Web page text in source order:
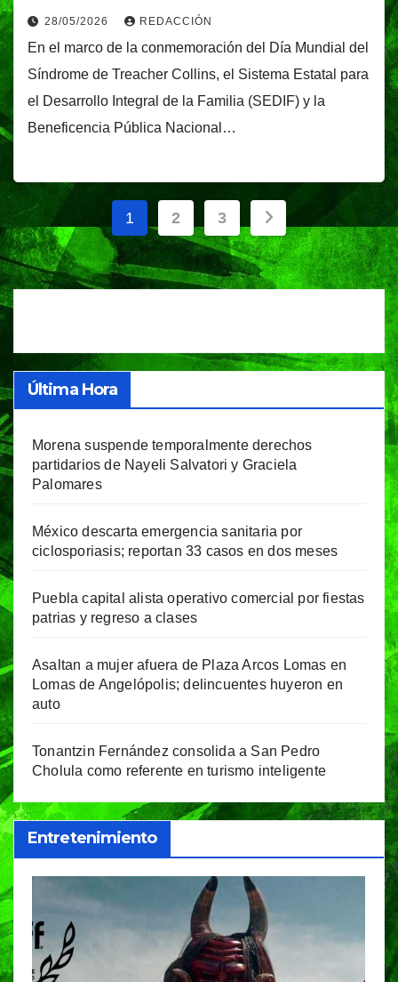
28/05/2026 REDACCIÓN
En el marco de la conmemoración del Día Mundial del
Síndrome de Treacher Collins, el Sistema Estatal para
el Desarrollo Integral de la Familia (SEDIF) y la
Beneficencia Pública Nacional…
Paginación
de
entradas
1 2 3
Última Hora
Morena suspende temporalmente derechos
partidarios de Nayeli Salvatori y Graciela
Palomares
México descarta emergencia sanitaria por
ciclosporiasis; reportan 33 casos en dos meses
Puebla capital alista operativo comercial por fiestas
patrias y regreso a clases
Asaltan a mujer afuera de Plaza Arcos Lomas en
Lomas de Angelópolis; delincuentes huyeron en
auto
Tonantzin Fernández consolida a San Pedro
Cholula como referente en turismo inteligente
Entretenimiento